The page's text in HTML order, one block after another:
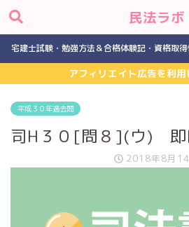
民法ラボ
宅建士試験・勉強方法＆合格体験記・資格取
アフィリエイト広告を利用
平成３０年過去問
司H３０[問８](ウ) 即
2018年8月